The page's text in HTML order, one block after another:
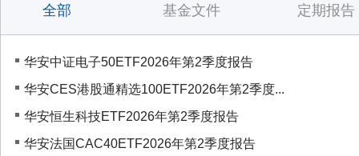
全部 基金文件 定期报告
华安中证电子50ETF2026年第2季度报告
华安CES港股通精选100ETF2026年第2季度...
华安恒生科技ETF2026年第2季度报告
华安法国CAC40ETF2026年第2季度报告